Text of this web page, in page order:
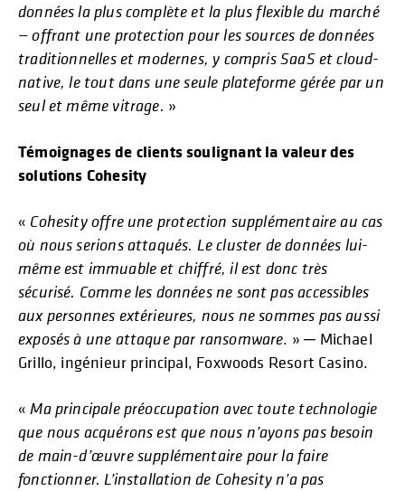
données la plus complète et la plus flexible du marché
— offrant une protection pour les sources de données
traditionnelles et modernes, y compris SaaS et cloud-
native, le tout dans une seule plateforme gérée par un
seul et même vitrage. »
Témoignages de clients soulignant la valeur des
solutions Cohesity
« Cohesity offre une protection supplémentaire au cas
où nous serions attaqués. Le cluster de données lui-
même est immuable et chiffré, il est donc très
sécurisé. Comme les données ne sont pas accessibles
aux personnes extérieures, nous ne sommes pas aussi
exposés à une attaque par ransomware. » ─ Michael
Grillo, ingénieur principal, Foxwoods Resort Casino.
«Ma principale préoccupation avec toute technologie
que nous acquérons est que nous n’ayons pas besoin
de main-d’œuvre supplémentaire pour la faire
fonctionner. L’installation de Cohesity n’a pas